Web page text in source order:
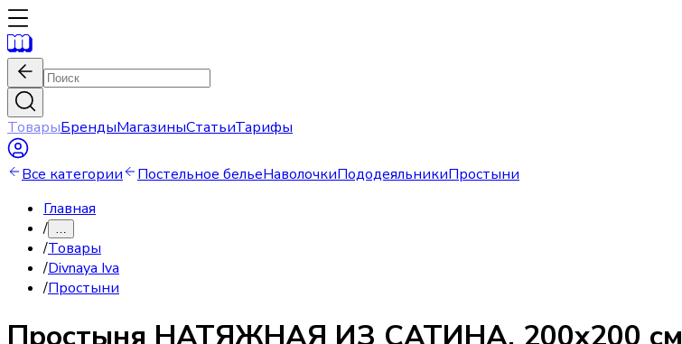
ТоварыБрендыМагазиныСтатьиТарифы
Все категории Постельное бельеНаволочкиПододеяльникиПростыни
Главная
/ …
/Товары
/Divnaya Iva
/Простыни